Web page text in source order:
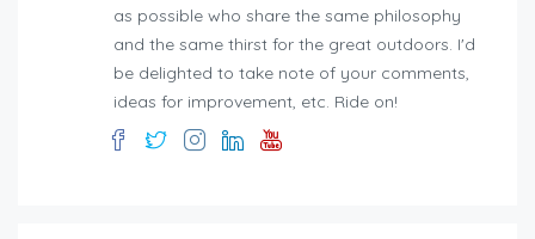
as possible who share the same philosophy
and the same thirst for the great outdoors. I'd
be delighted to take note of your comments,
ideas for improvement, etc. Ride on!